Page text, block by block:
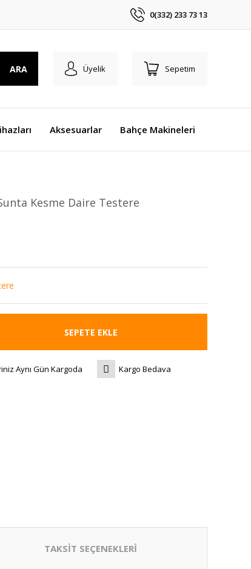
0(332) 233 73 13
ARA Üyelik Sepetim
Aksesuarlar Bahçe Makineleri
Kesme Daire Testere
SEPETE EKLE
Aynı Gün Kargoda Kargo Bedava
TAKSİT SEÇENEKLERİ